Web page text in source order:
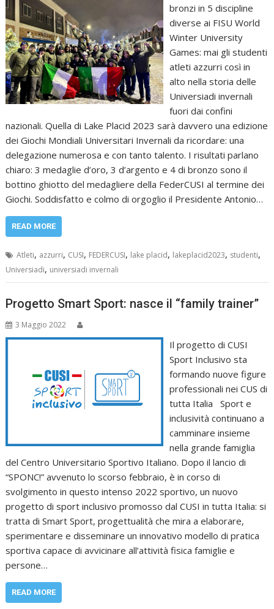
bronzi in 5 discipline
diverse ai FISU World
Winter University
Games: mai gli studenti
atleti azzurri così in
alto nella storia delle
Universiadi invernali
fuori dai confini
nazionali. Quella di Lake Placid 2023 sarà davvero una edizione
dei Giochi Mondiali Universitari Invernali da ricordare: una
delegazione numerosa e con tanto talento. I risultati parlano
chiaro: 3 medaglie d’oro, 3 d’argento e 4 di bronzo sono il
bottino ghiotto del medagliere della FederCUSI al termine dei
Giochi. Soddisfatto e colmo di orgoglio il Presidente Antonio…
READ MORE
Atleti, azzurri, CUSI, FEDERCUSI, lake placid, lakeplacid2023, studenti,
Universiadi, universiadi invernali
Progetto Smart Sport: nasce il “family trainer”
3 Maggio 2022
Il progetto di CUSI
Sport Inclusivo sta
formando nuove figure
professionali nei CUS di
tutta Italia Sport e
inclusività continuano a
camminare insieme
nella grande famiglia
del Centro Universitario Sportivo Italiano. Dopo il lancio di
“SPONC!” avvenuto lo scorso febbraio, è in corso di
svolgimento in questo intenso 2022 sportivo, un nuovo
progetto di sport inclusivo promosso dal CUSI in tutta Italia: si
tratta di Smart Sport, progettualità che mira a elaborare,
sperimentare e disseminare un innovativo modello di pratica
sportiva capace di avvicinare all’attività fisica famiglie e
persone…
READ MORE